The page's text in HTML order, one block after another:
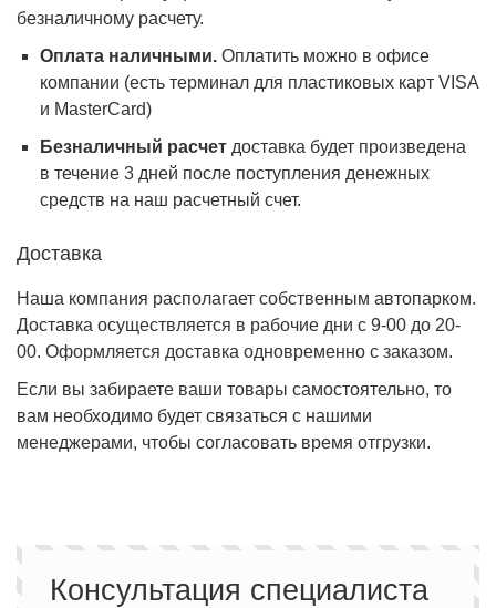
безналичному расчету.
Оплата наличными. Оплатить можно в офисе
компании (есть терминал для пластиковых карт VISA
и MasterCard)
Безналичный расчетдоставка будет произведена
в течение 3 дней после поступления денежных
средств на наш расчетный счет.
Доставка
Наша компания располагает собственным автопарком.
Доставка осуществляется в рабочие дни с 9-00 до 20-
00. Оформляется доставка одновременно с заказом.
Если вы забираете ваши товары самостоятельно, то
вам необходимо будет связаться с нашими
менеджерами, чтобы согласовать время отгрузки.
Консультация специалиста